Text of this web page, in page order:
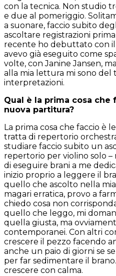
con la tecnica. Non studio
e due al pomeriggio.
a suonare, faccio subito
ascoltare registrazioni
recente ho debuttato con
avevo già eseguito come
volte, con Janine Jansen,
alla mia lettura mi sono
interpretazioni.
Qual è la prima cosa che
nuova partitura?
La prima cosa che faccio è
tratta di repertorio
studiare faccio subito un
repertorio per violino solo
di eseguire brani a me
inizio proprio a leggere il
quello che ascolto nella
magari erratica, provo a
chiedo cosa non
quello che leggo, mi
quella giusta, ma
contemporanei. Con altri
crescere il pezzo facendo
anche un paio di giorni se
per far sedimentare il
crescere con calma.